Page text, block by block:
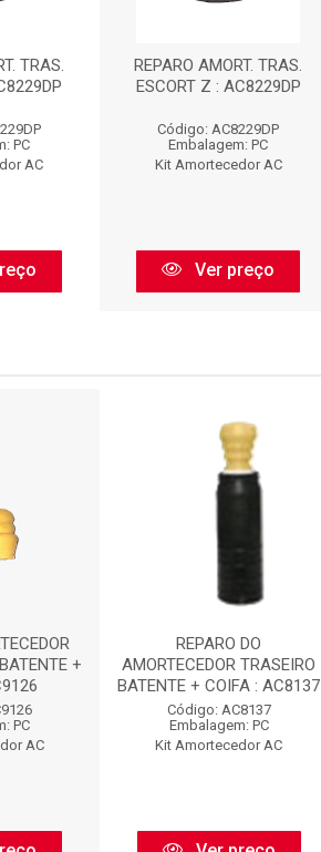
TRAS.
PC
AC
REPARO AMORT. TRAS.
ESCORT Z : AC8229DP
Código: AC8229DP
Embalagem: PC
Kit Amortecedor AC
Ver preço
+
PC
AC
REPARO DO
AMORTECEDOR TRASEIRO
BATENTE + COIFA : AC8137
Código: AC8137
Embalagem: PC
Kit Amortecedor AC